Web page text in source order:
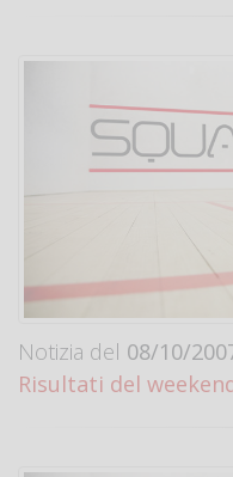
Notizia del 08/10/
Risultati del